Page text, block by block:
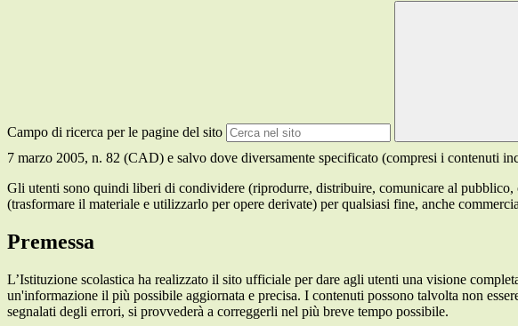
Campo di ricerca per le pagine del sito
7 marzo 2005, n. 82 (CAD) e salvo dove diversamente specificato (compresi i contenuti
Gli utenti sono quindi liberi di condividere (riprodurre, distribuire, comunicare al pubblico,
(trasformare il materiale e utilizzarlo per opere derivate) per qualsiasi fine, anche
Premessa
L’Istituzione scolastica ha realizzato il sito ufficiale per dare agli utenti una visione
un'informazione il più possibile aggiornata e precisa. I contenuti possono talvolta non
segnalati degli errori, si provvederà a correggerli nel più breve tempo possibile.